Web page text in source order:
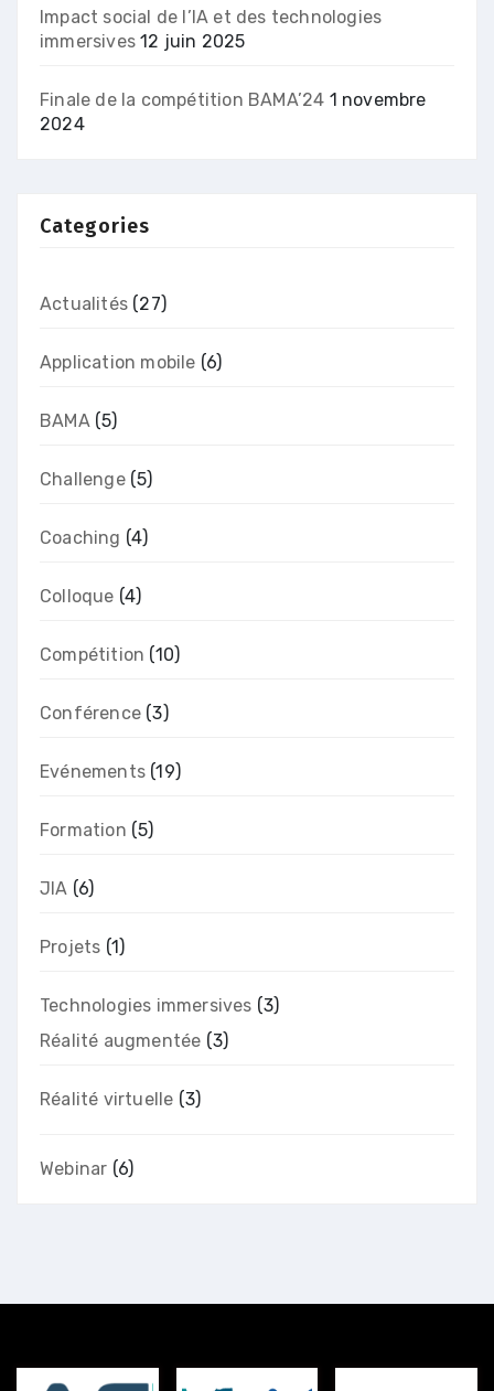
Impact social de l’IA et des technologies
immersives 12 juin 2025
Finale de la compétition BAMA’24 1 novembre
2024
Categories
Actualités (27)
Application mobile (6)
BAMA(5)
Challenge(5)
Coaching (4)
Colloque (4)
Compétition (10)
Conférence (3)
Evénements (19)
Formation (5)
JIA (6)
Projets (1)
Technologies immersives (3)
Réalité augmentée (3)
Réalité virtuelle (3)
Webinar (6)